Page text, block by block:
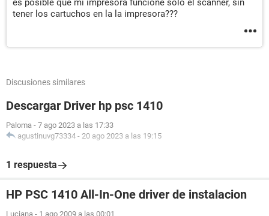
es posible que mi impresora funcione solo el scanner, sin
tener los cartuchos en la la impresora???
Discusiones similares
Descargar Driver hp psc 1410
Paloma - 7 ago 2023 a las 17:33
agustinuvg73334 - 20 ago 2023 a las 19:15
1 respuesta
HP PSC 1410 All-In-One driver de instalacion
Luciana - 1 ago 2009 a las 00:01